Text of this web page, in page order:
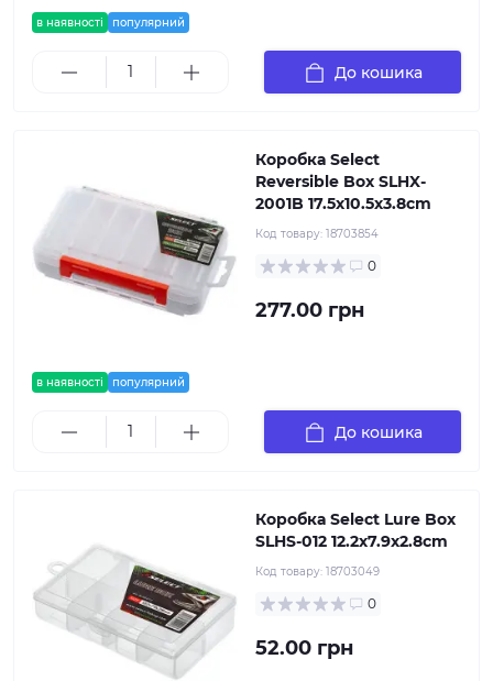
в наявності популярний
До кошика
в наявності популярний
Коробка Select
Reversible Box SLHX-
2001B 17.5х10.5х3.8cm
Код товару: 18703854
0
277.00 грн
До кошика
Коробка Select Lure Box
SLHS-012 12.2х7.9х2.8cm
Код товару: 18703049
0
52.00 грн